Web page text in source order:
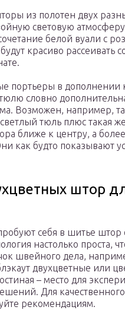
из полотен двух
световую
белой вуали с
красиво рассеивать
портьеры в дополнении
словно
Возможен, например,
тюль плюс такая же
ближе к центру, а
как будто показывают
штор
себя в шитье штор
настолько проста,
швейного дела,
двухцветные или
– место для
Для качественного
рекомендациям.